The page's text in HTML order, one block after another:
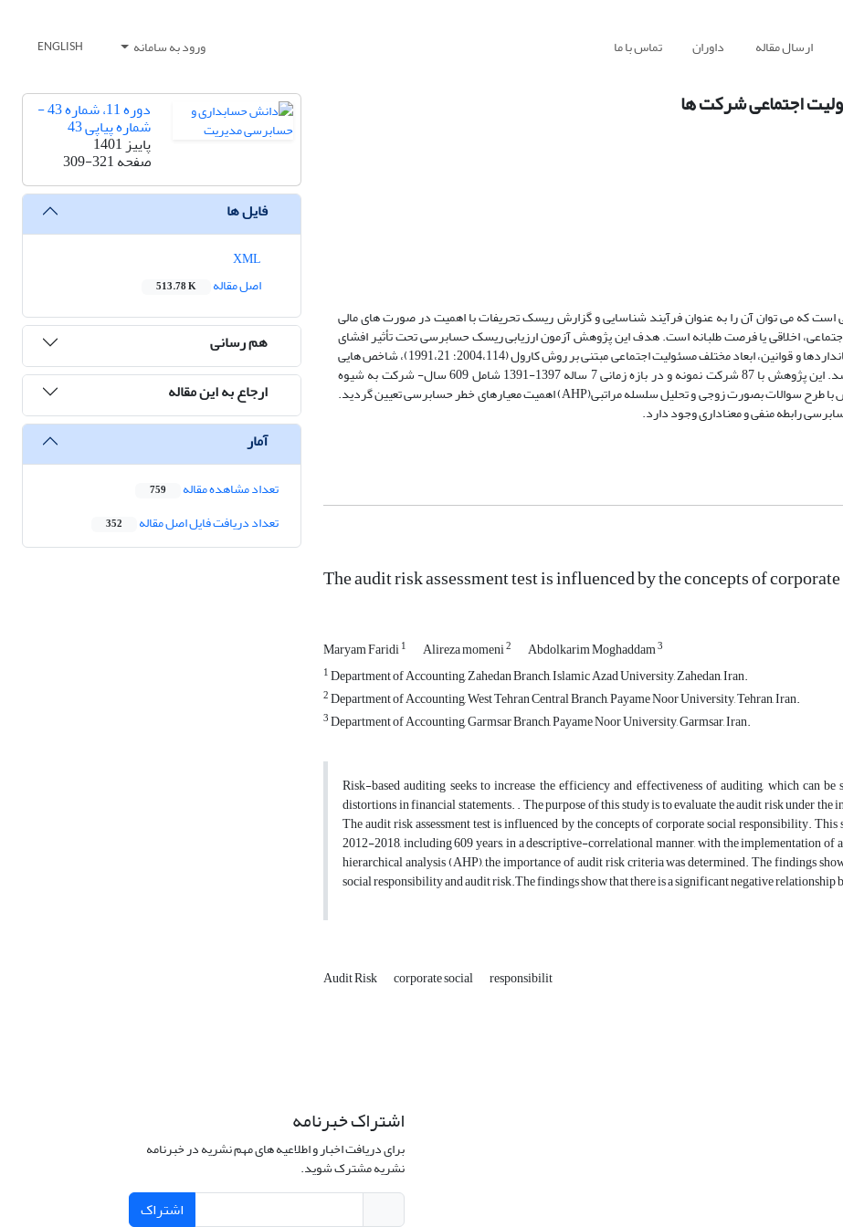
ارسال مقاله داوران تماس با ما ورود به سامانه ENGLISH
اجتماعی شرکت ها
که می توان آن را به عنوان فرآیند شناسایی و گزارش ریسک تحریفات با اهمیت در صورت های مالی
اخلاقی یا فرصت طلبانه است. هدف این پژوهش آزمون ارزیابی ریسک حسابرسی تحت تأثیر افشای
مسئولیت اجتماعی شرکت ها است. بدین منظور از معیارهای انحراف از استانداردها و قوانین، ابعاد مختلف مسئولیت اجتماعی مبتنی بر روش کارول (2004،114؛ 1991،21)، شاخص هایی
برای ابعاد اقتصادی ، قانونی ، اخلاقی ، محیطی و اجتماعی در نظر گرفته شد. این پژوهش با 87 شرکت نمونه و در بازه زمانی 7 ساله 1397-1391 شامل 609 سال- شرکت به شیوه
توصیفی- همبستگی با اجرای الگوی رگرسیون چند متغیره انجام شد. سپس با طرح سوالات بصورت زوجی و تحلیل سلسله مراتبی(AHP) اهمیت معیارهای خطر حسابرسی تعیین گردید.
رابطه منفی و معناداری وجود دارد.
The audit risk assessment test is influenced by the concepts of
Maryam Faridi1 Alireza momeni2 Abdolkarim Moghaddam3
1Department of Accounting, Zahedan Branch, Islamic Azad University, Zahedan, Iran.
2Department of Accounting, West Tehran Central Branch, Payame Noor University, Tehran, Iran.
3Department of Accounting, Garmsar Branch, Payame Noor University, Garmsar, Iran.
Risk-based auditing seeks to increase the efficiency and effectiveness of auditing, which can
distortions in financial statements. . The purpose of this study is to evaluate the audit risk under
The audit risk assessment test is influenced by the concepts of corporate social responsibility.
2012-2018, including 609 years, in a descriptive-correlational manner, with the implementation of
hierarchical analysis (AHP), the importance of audit risk criteria was determined. The findings
social responsibility and audit risk.The findings show that there is a significant negative
Audit Risk corporate social responsibilit
دوره 11، شماره 43 -
شماره پیاپی 43
پاییز 1401
صفحه309-321
فایل ها
اصل مقاله
513.78 K
هم رسانی
ارجاع به این مقاله
آمار
تعداد مشاهده مقاله 759
تعداد دریافت فایل اصل مقاله 352
اشتراک خبرنامه
برای دریافت اخبار و اطلاعیه های مهم نشریه در خبرنامه
نشریه مشترک شوید.
اشتراک